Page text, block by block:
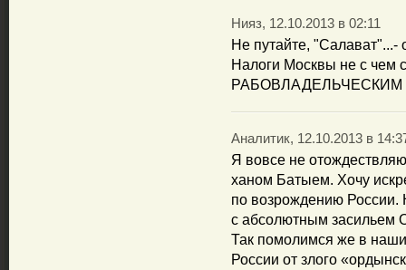
Нияз, 12.10.2013 в 02:11
Не путайте, "Салават"...-
Налоги Москвы не с чем
РАБОВЛАДЕЛЬЧЕСКИМ
Аналитик, 12.10.2013 в
Я вовсе не
ханом Батыем. Хочу
по возрождению России.
с абсолютным засильем
Так помолимся же в
России от злого